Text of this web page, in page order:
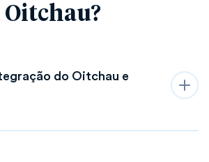
Oitchau?
do Oitchau e